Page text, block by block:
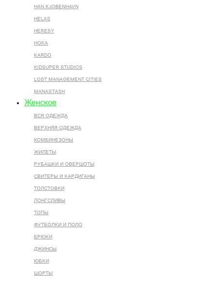
HAN KJOBENHAVN
HELAS
HERESY
HOKA
KARDO
KIDSUPER STUDIOS
LOST MANAGEMENT CITIES
MANASTASH
Женское
ВСЯ ОДЕЖДА
ВЕРХНЯЯ ОДЕЖДА
КОМБИНЕЗОНЫ
ЖИЛЕТЫ
РУБАШКИ И ОВЕРШОТЫ
СВИТЕРЫ И КАРДИГАНЫ
ТОЛСТОВКИ
ЛОНГСЛИВЫ
ТОПЫ
ФУТБОЛКИ И ПОЛО
БРЮКИ
ДЖИНСЫ
ЮБКИ
ШОРТЫ